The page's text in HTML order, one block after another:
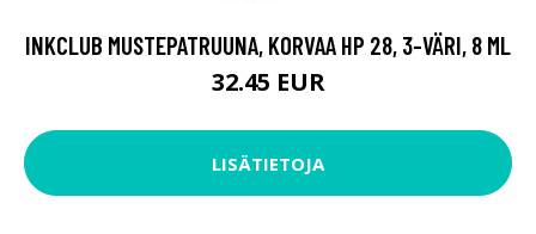
INKCLUB MUSTEPATRUUNA, KORVAA HP 28, 3-VÄRI, 8 ML
32.45 EUR
LISÄTIETOJA